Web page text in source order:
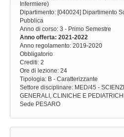
Infermiere)
Dipartimento: [040024] Dipartimento
Pubblica
Anno di corso: 3 - Primo Semestre
Anno offerta: 2021-2022
Anno regolamento: 2019-2020
Obbligatorio
Crediti: 2
Ore di lezione: 24
Tipologia: B - Caratterizzante
Settore disciplinare: MED/45 -
GENERALI, CLINICHE E
Sede PESARO